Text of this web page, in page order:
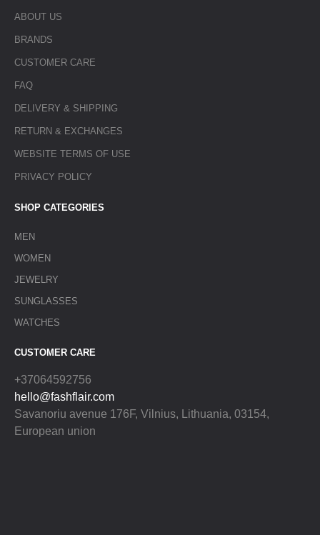
ABOUT US
BRANDS
CUSTOMER CARE
FAQ
DELIVERY & SHIPPING
RETURN & EXCHANGES
WEBSITE TERMS OF USE
PRIVACY POLICY
SHOP CATEGORIES
MEN
WOMEN
JEWELRY
SUNGLASSES
WATCHES
CUSTOMER CARE
+37064592756
hello@fashflair.com
Savanoriu avenue 176F, Vilnius, Lithuania, 03154,
European union